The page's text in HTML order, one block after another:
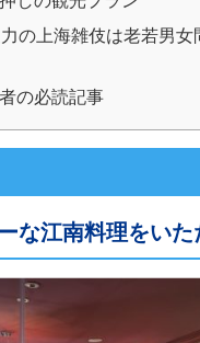
の上海雑伎は老若男
の必読記事
な江南料理をいた